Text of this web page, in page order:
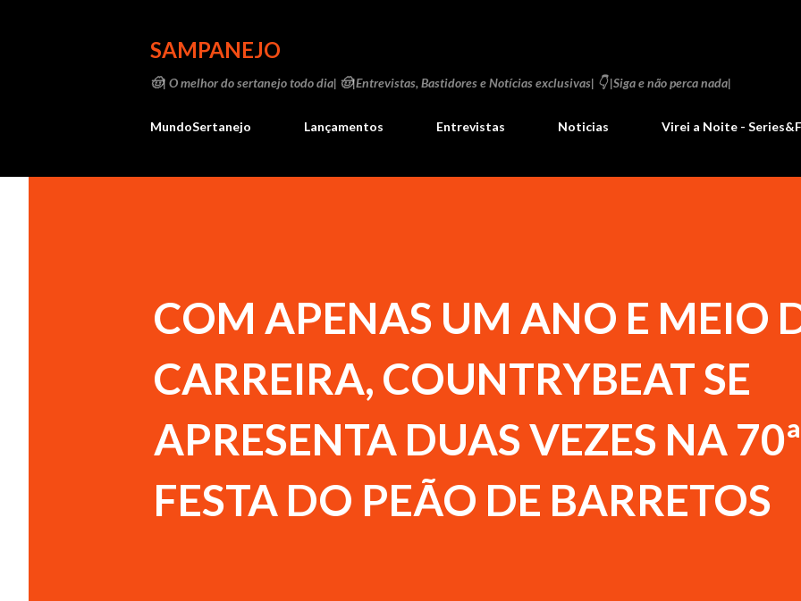
SAMPANEJO
🤠| O melhor do sertanejo todo dia| 🤠|Entrevistas, Bastidores e Notícias exclusivas| 👇 |Siga e não perca nada|
MundoSertanejo Lançamentos Entrevistas Noticias Virei a Noite -
COM APENAS UM ANO E MEIO
CARREIRA, COUNTRYBEAT SE
APRESENTA DUAS VEZES NA 70ª
FESTA DO PEÃO DE BARRETOS